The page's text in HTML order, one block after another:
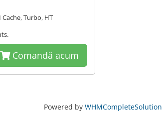
Turbo, HT
Comandă acum
Powered by WHMCompleteSolution